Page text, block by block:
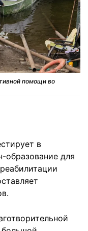
помощи во
в
образование для